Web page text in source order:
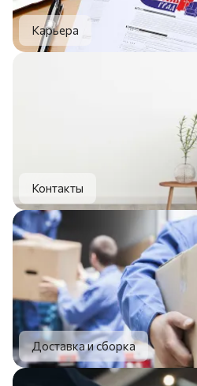
Карьера
Контакты
Доставка и сборка